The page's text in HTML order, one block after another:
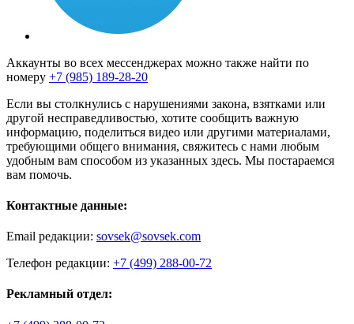
Аккаунты во всех мессенджерах можно также найти по
номеру +7 (985) 189-28-20
Если вы столкнулись с нарушениями закона, взятками или
другой несправедливостью, хотите сообщить важную
информацию, поделиться видео или другими материалами,
требующими общего внимания, свяжитесь с нами любым
удобным вам способом из указанных здесь. Мы постараемся
вам помочь.
Контактные данные:
Email редакции: sovsek@sovsek.com
Телефон редакции: +7 (499) 288-00-72
Рекламный отдел: